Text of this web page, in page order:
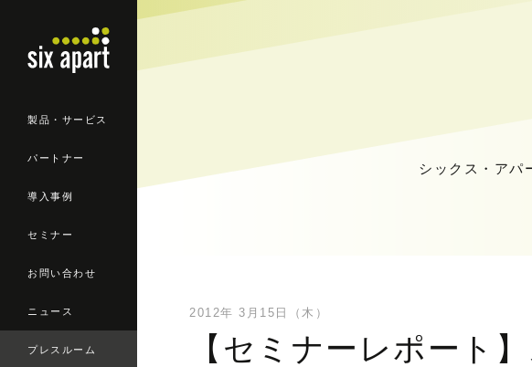
製品・サービス
パートナー
導入事例
セミナー
お問い合わせ
ニュース
プレスルーム
シックス・アパ
2012年 3月15日（木）
【セミナーレポート